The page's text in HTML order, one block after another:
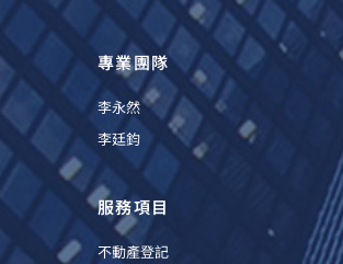
專業團隊
李永然
李廷鈞
服務項目
不動產登記